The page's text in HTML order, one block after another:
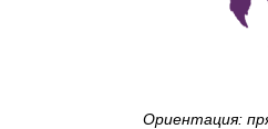
Ориентация: